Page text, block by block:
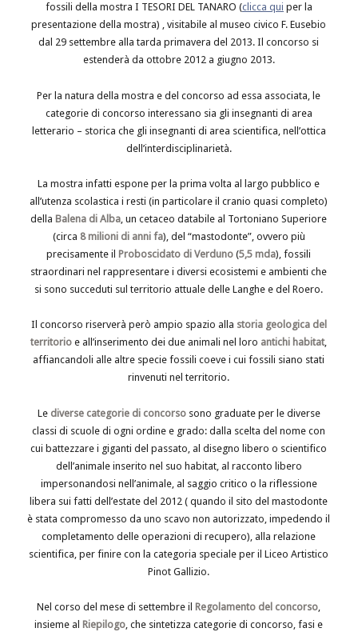
fossili della mostra I TESORI DEL TANARO (clicca qui per la
presentazione della mostra) , visitabile al museo civico F. Eusebio
dal 29 settembre alla tarda primavera del 2013. Il concorso si
estenderà da ottobre 2012 a giugno 2013.
Per la natura della mostra e del concorso ad essa associata, le
categorie di concorso interessano sia gli insegnanti di area
letterario – storica che gli insegnanti di area scientifica, nell’ottica
dell’interdisciplinarietà.
La mostra infatti espone per la prima volta al largo pubblico e
all’utenza scolastica i resti (in particolare il cranio quasi completo)
della Balena di Alba, un cetaceo databile al Tortoniano Superiore
(circa 8 milioni di anni fa), del “mastodonte”, ovvero più
precisamente il Proboscidato di Verduno (5,5 mda), fossili
straordinari nel rappresentare i diversi ecosistemi e ambienti che
si sono succeduti sul territorio attuale delle Langhe e del Roero.
Il concorso riserverà però ampio spazio alla storia geologica del
territorio e all’inserimento dei due animali nel loro antichi habitat,
affiancandoli alle altre specie fossili coeve i cui fossili siano stati
rinvenuti nel territorio.
Le diverse categorie di concorsosono graduate per le diverse
classi di scuole di ogni ordine e grado: dalla scelta del nome con
cui battezzare i giganti del passato, al disegno libero o scientifico
dell’animale inserito nel suo habitat, al racconto libero
impersonandosi nell’animale, al saggio critico o la riflessione
libera sui fatti dell’estate del 2012 ( quando il sito del mastodonte
è stata compromesso da uno scavo non autorizzato, impedendo il
completamento delle operazioni di recupero), alla relazione
scientifica, per finire con la categoria speciale per il Liceo Artistico
Pinot Gallizio.
Nel corso del mese di settembre il Regolamento del concorso,
insieme al Riepilogo, che sintetizza categorie di concorso, fasi e